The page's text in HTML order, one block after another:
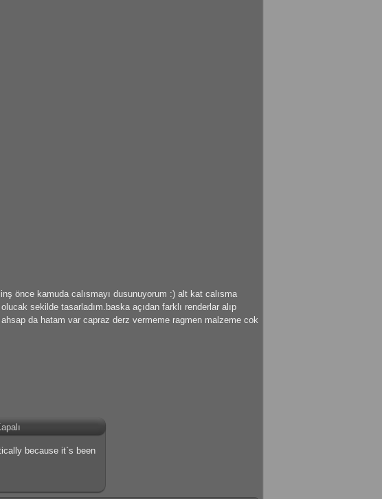
önce kamuda calısmayı dusunuyorum :) alt kat calısma
sekilde tasarladım.baska açıdan farklı renderlar alıp
da hatam var capraz derz vermeme ragmen malzeme cok
because it`s been